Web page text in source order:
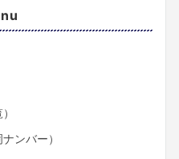
ンバー）